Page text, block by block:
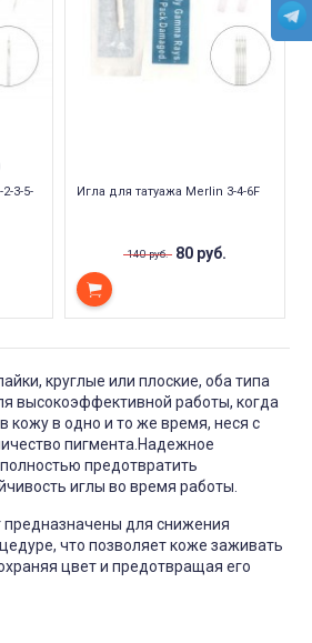
3-5-
Игла для татуажа Merlin 3-4-6F
140 руб. 80 руб.
круглые или плоские, оба типа
высокоэффективной работы, когда
кожу в одно и то же время, неся с
пигмента.Надежное
предотвратить
иглы во время работы.
предназначены для снижения
что позволяет коже заживать
цвет и предотвращая его